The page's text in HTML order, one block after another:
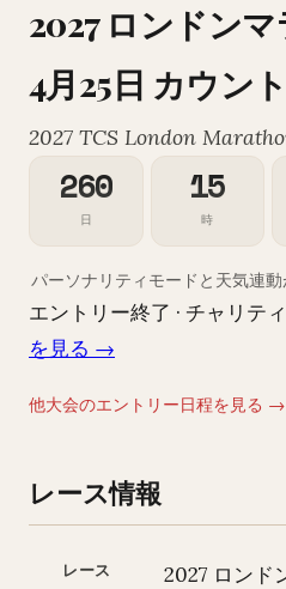
2027 ロンドン
4月25日 カウン
2027 TCS London
260
日
15
時
パーソナリティモードと天気連動
エントリー終了 · チャリテ
を見る →
他大会のエントリー日程を見る →
レース情報
レース 2027 ロンド